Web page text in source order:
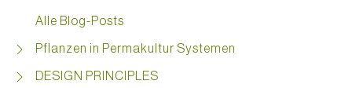
Alle Blog-Posts
Pflanzen in Permakultur Systemen
DESIGN PRINCIPLES